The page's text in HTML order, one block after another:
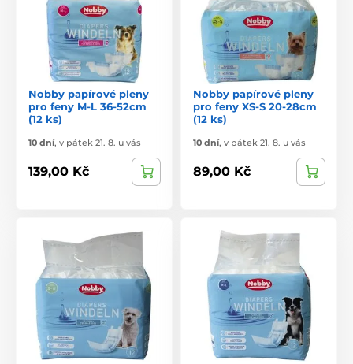
Nobby papírové pleny
pro feny M-L 36-52cm
(12 ks)
10 dní, v pátek 21. 8. u vás
139,00 Kč
Nobby papírové pleny
pro feny XS-S 20-28cm
(12 ks)
10 dní, v pátek 21. 8. u vás
89,00 Kč